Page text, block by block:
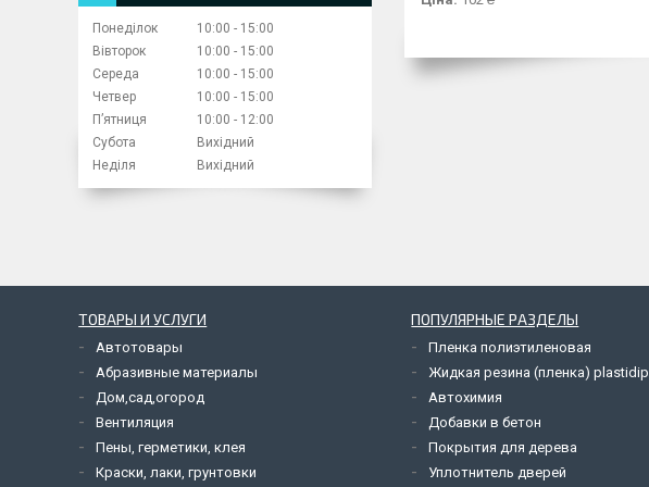
Понеділок 10:00
15:00
Вівторок
10:00
15:00
Середа
10:00
15:00
Четвер
10:00
15:00
Пʼятниця
10:00
12:00
Субота
Вихідний
Неділя
Вихідний
ТОВАРЫ И УСЛУГИ
Автотовары
Абразивные материалы
Дом,сад,огород
Вентиляция
Пены, герметики, клея
Краски, лаки, грунтовки
ПОПУЛЯРНЫЕ РАЗДЕЛЫ
Пленка полиэтиленовая
Жидкая резина (пленка) plastidip
Автохимия
Добавки в бетон
Покрытия для дерева
Уплотнитель дверей